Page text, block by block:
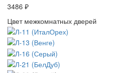
3486 ₽
Цвет межкомнатных дверей